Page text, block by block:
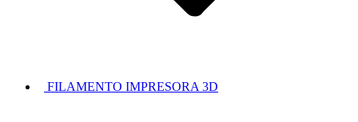
FILAMENTO IMPRESORA 3D